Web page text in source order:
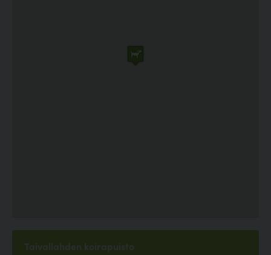
Taivallahden koirapuisto